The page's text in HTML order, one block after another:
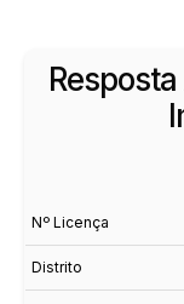
Nº Licença
Distrito